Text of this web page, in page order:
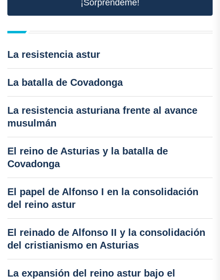
¡Sorpréndeme!
La resistencia astur
La batalla de Covadonga
La resistencia asturiana frente al avance
musulmán
El reino de Asturias y la batalla de
Covadonga
El papel de Alfonso I en la consolidación
del reino astur
El reinado de Alfonso II y la consolidación
del cristianismo en Asturias
La expansión del reino astur bajo el